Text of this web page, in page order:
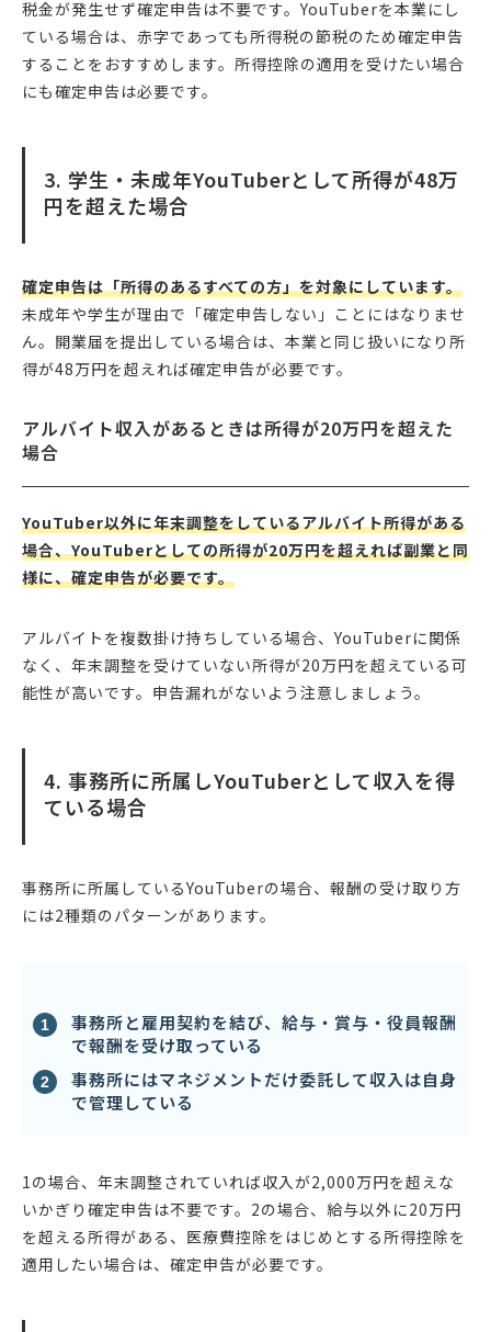
税金が発生せず確定申告は不要です。YouTuberを本業にし
ている場合は、赤字であっても所得税の節税のため確定申告
することをおすすめします。所得控除の適用を受けたい場合
にも確定申告は必要です。
3. 学生・未成年YouTuberとして所得が48万
円を超えた場合
確定申告は「所得のあるすべての方」を対象にしています。
未成年や学生が理由で「確定申告しない」ことにはなりませ
ん。開業届を提出している場合は、本業と同じ扱いになり所
得が48万円を超えれば確定申告が必要です。
アルバイト収入があるときは所得が20万円を超えた
場合
YouTuber以外に年末調整をしているアルバイト所得がある
場合、YouTuberとしての所得が20万円を超えれば副業と同
様に、確定申告が必要です。
アルバイトを複数掛け持ちしている場合、YouTuberに関係
なく、年末調整を受けていない所得が20万円を超えている可
能性が高いです。申告漏れがないよう注意しましょう。
4. 事務所に所属しYouTuberとして収入を得
ている場合
事務所に所属しているYouTuberの場合、報酬の受け取り方
には2種類のパターンがあります。
事務所と雇用契約を結び、給与・賞与・役員報酬
で報酬を受け取っている
事務所にはマネジメントだけ委託して収入は自身
で管理している
1の場合、年末調整されていれば収入が2,000万円を超えな
いかぎり確定申告は不要です。2の場合、給与以外に20万円
を超える所得がある、医療費控除をはじめとする所得控除を
適用したい場合は、確定申告が必要です。